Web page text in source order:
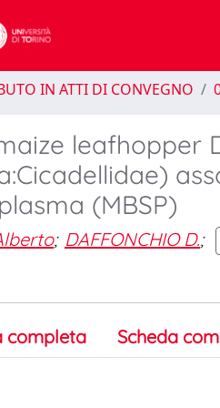
IN ATTI DI CONVEGNO
leafhopper
(MBSP)
; DAFFONCHIO D.;
completa Scheda